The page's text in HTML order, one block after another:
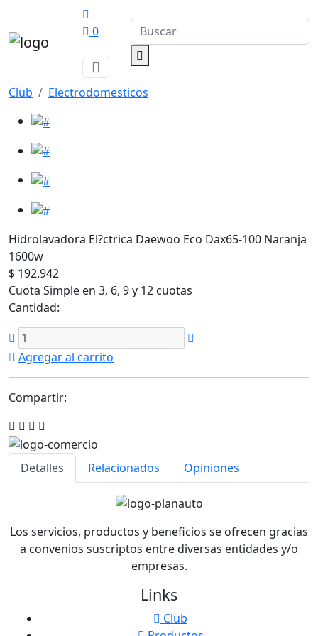
0
Club Electrodomesticos
Hidrolavadora El?ctrica Daewoo Eco Dax65-100 Naranja
1600w
$ 192.942
Cuota Simple en 3, 6, 9 y 12 cuotas
Cantidad:
Agregar al carrito
Compartir:
Detalles Relacionados Opiniones
Los servicios, productos y beneficios se ofrecen gracias
a convenios suscriptos entre diversas entidades y/o
empresas.
Links
Club